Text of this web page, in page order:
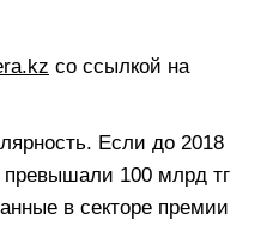
со ссылкой на
Если до 2018
100 млрд тг
в секторе премии